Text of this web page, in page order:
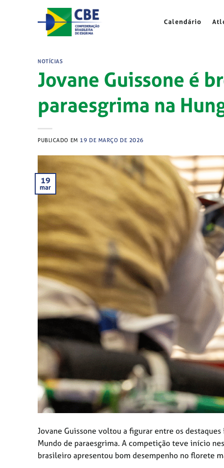
Calendário
NOTÍCIAS
Jovane Guissone é
paraesgrima na
PUBLICADO EM 19 DE MARÇO DE 2026
19
mar
Jovane Guissone voltou a figurar entre os
Mundo de paraesgrima. A competição teve início
brasileiro apresentou bom desempenho no florete